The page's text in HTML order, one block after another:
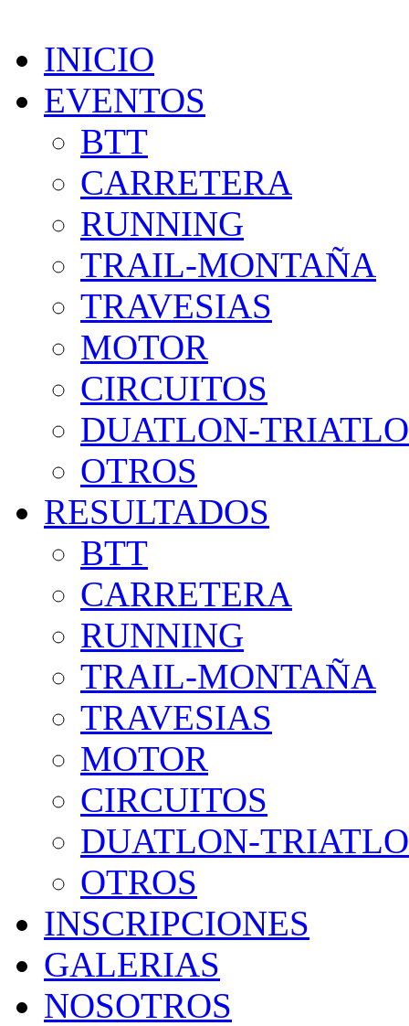
INICIO
EVENTOS
BTT
CARRETERA
RUNNING
TRAIL-MONTAÑA
TRAVESIAS
MOTOR
CIRCUITOS
DUATLON-
OTROS
RESULTADOS
BTT
CARRETERA
RUNNING
TRAIL-MONTAÑA
TRAVESIAS
MOTOR
CIRCUITOS
DUATLON-
OTROS
INSCRIPCIONES
GALERIAS
NOSOTROS